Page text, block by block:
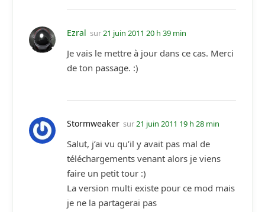
Ezral sur21 juin 2011 20 h 39 min
Je vais le mettre à jour dans ce cas. Merci
de ton passage. :)
Stormweaker sur21 juin 2011 19 h 28 min
Salut, j’ai vu qu’il y avait pas mal de
téléchargements venant alors je viens
faire un petit tour :)
La version multi existe pour ce mod mais
je ne la partagerai pas